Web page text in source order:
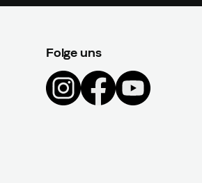
Folge uns